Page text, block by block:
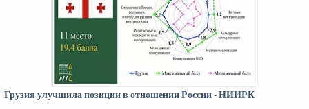
Грузия улучшила позиции в отношении России - НИИРК